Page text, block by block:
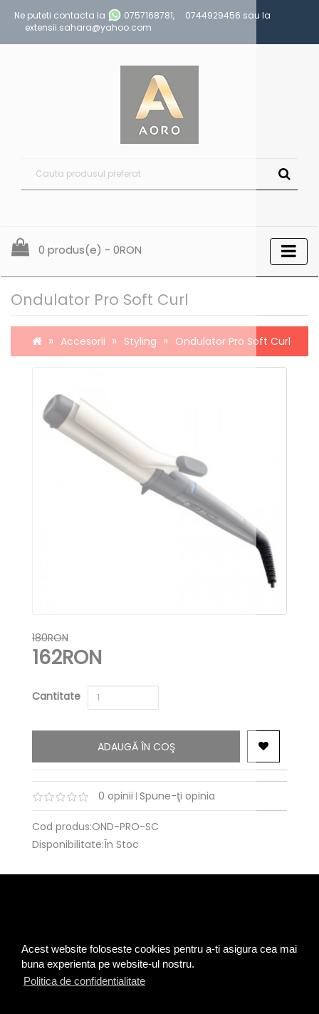
Acest website foloseste cookies pentru a-ti asigura cea mai
buna experienta pe website-ul nostru.
Politica de confidentialitate
Ne puteti contacta la 0757168781, 0744929456 sau la
extensii.sahara@yahoo.com
0 produs(e) - 0RON
Ondulator Pro Soft Curl
Accesorii Styling Ondulator Pro Soft Curl
180RON
162RON
Cantitate
ADAUGĂ ÎN COŞ
0 opinii | Spune-ţi opinia
Cod produs:OND-PRO-SC
Disponibilitate:În Stoc
RETURNEAZA SI SCHIMBA
SCHIMB DE CULOARE GRATUIT